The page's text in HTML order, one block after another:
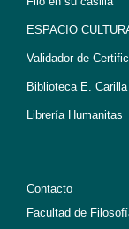
ESPACIO
Validador de
Biblioteca E. Carilla
Librería Humanitas
Contacto
Facultad de